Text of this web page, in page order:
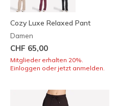
Cozy Luxe Relaxed Pant
Damen
CHF 65,00
Mitglieder erhalten 20%.
Einloggen oder jetzt anmelden.